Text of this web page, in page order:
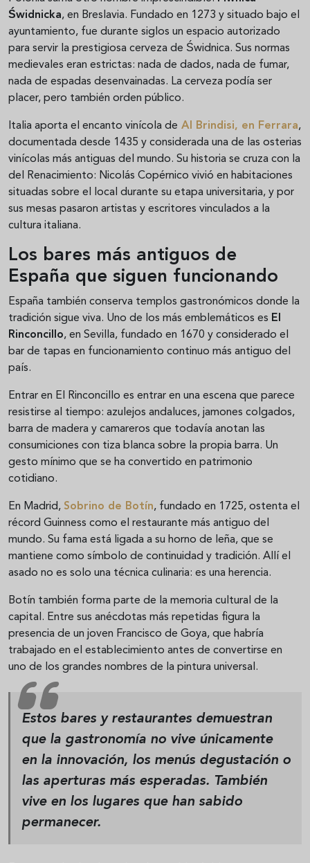
Świdnicka, en Breslavia. Fundado en 1273 y situado bajo el
ayuntamiento, fue durante siglos un espacio autorizado
para servir la prestigiosa cerveza de Świdnica. Sus normas
medievales eran estrictas: nada de dados, nada de fumar,
nada de espadas desenvainadas. La cerveza podía ser
placer, pero también orden público.
Italia aporta el encanto vinícola de Al Brindisi, en Ferrara,
documentada desde 1435 y considerada una de las osterias
vinícolas más antiguas del mundo. Su historia se cruza con la
del Renacimiento: Nicolás Copérnico vivió en habitaciones
situadas sobre el local durante su etapa universitaria, y por
sus mesas pasaron artistas y escritores vinculados a la
cultura italiana.
Los bares más antiguos de
España que siguen funcionando
España también conserva templos gastronómicos donde la
tradición sigue viva. Uno de los más emblemáticos es El
Rinconcillo, en Sevilla, fundado en 1670 y considerado el
bar de tapas en funcionamiento continuo más antiguo del
país.
Entrar en El Rinconcillo es entrar en una escena que parece
resistirse al tiempo: azulejos andaluces, jamones colgados,
barra de madera y camareros que todavía anotan las
consumiciones con tiza blanca sobre la propia barra. Un
gesto mínimo que se ha convertido en patrimonio
cotidiano.
En Madrid, Sobrino de Botín, fundado en 1725, ostenta el
récord Guinness como el restaurante más antiguo del
mundo. Su fama está ligada a su horno de leña, que se
mantiene como símbolo de continuidad y tradición. Allí el
asado no es solo una técnica culinaria: es una herencia.
Botín también forma parte de la memoria cultural de la
capital. Entre sus anécdotas más repetidas figura la
presencia de un joven Francisco de Goya, que habría
trabajado en el establecimiento antes de convertirse en
uno de los grandes nombres de la pintura universal.
Estos bares y restaurantes demuestran
que la gastronomía no vive únicamente
en la innovación, los menús degustación o
las aperturas más esperadas. También
vive en los lugares que han sabido
permanecer.